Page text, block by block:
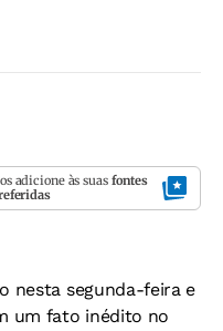
adicione às suas fontes
nesta segunda-feira e
um fato inédito no